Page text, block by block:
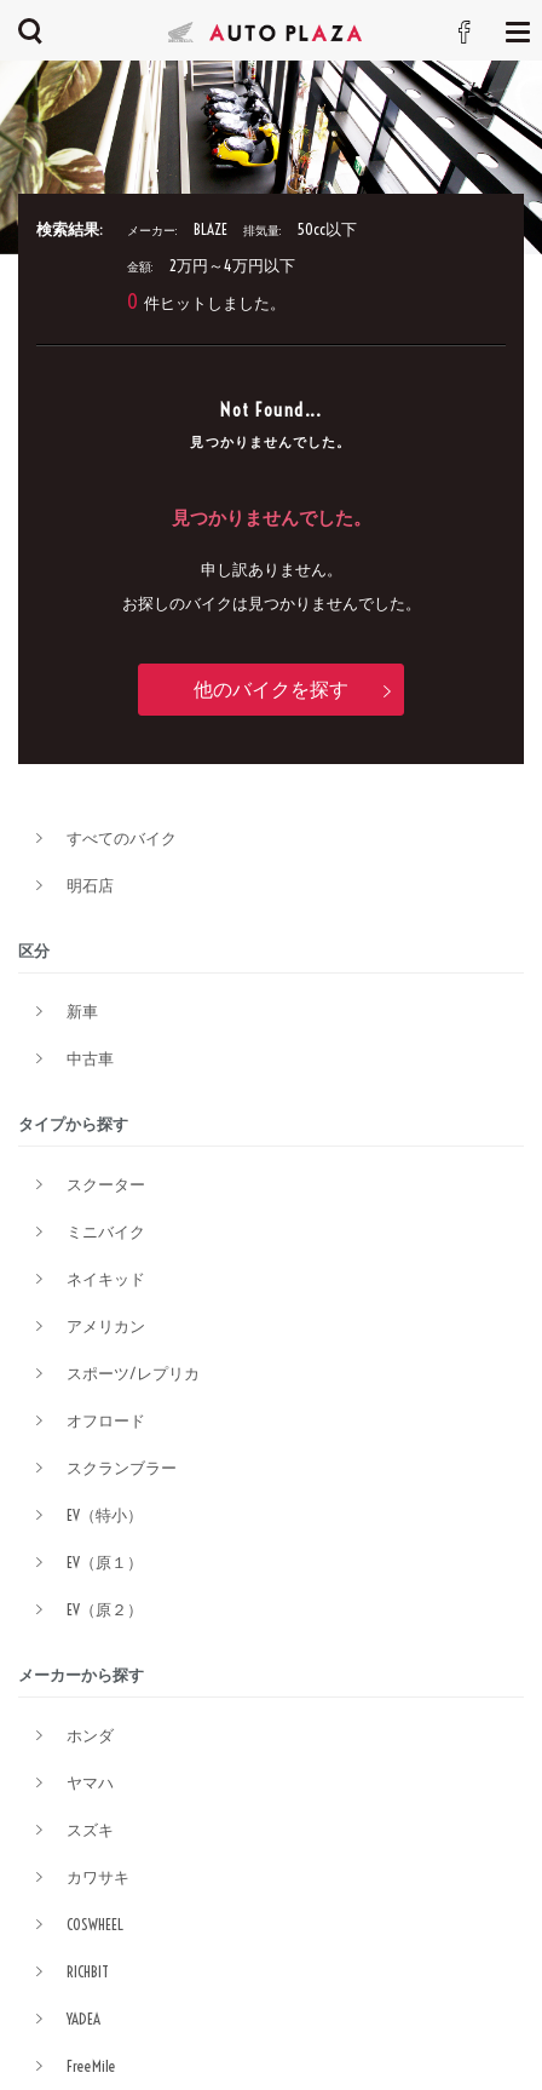
検索結果: メーカー: BLAZE 排気量: 50cc以下
金額: 2万円～4万円以下
0 件ヒットしました。
Not Found...
見つかりませんでした。
見つかりませんでした。
申し訳ありません。
お探しのバイクは見つかりませんでした。
他のバイクを探す
すべてのバイク
明石店
区分
新車
中古車
タイプから探す
スクーター
ミニバイク
ネイキッド
アメリカン
スポーツ/レプリカ
オフロード
スクランブラー
EV（特小）
EV（原１）
EV（原２）
メーカーから探す
ホンダ
ヤマハ
スズキ
カワサキ
COSWHEEL
RICHBIT
YADEA
FreeMile
メーカー
価格